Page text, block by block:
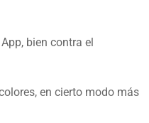
bien contra el
en cierto modo más